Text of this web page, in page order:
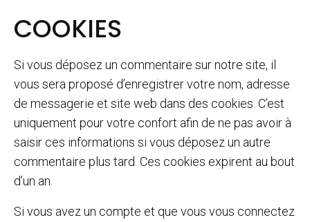
COOKIES
Si vous déposez un commentaire sur notre site, il
vous sera proposé d’enregistrer votre nom, adresse
de messagerie et site web dans des cookies. C’est
uniquement pour votre confort afin de ne pas avoir à
saisir ces informations si vous déposez un autre
commentaire plus tard. Ces cookies expirent au bout
d’un an.
Si vous avez un compte et que vous vous connectez